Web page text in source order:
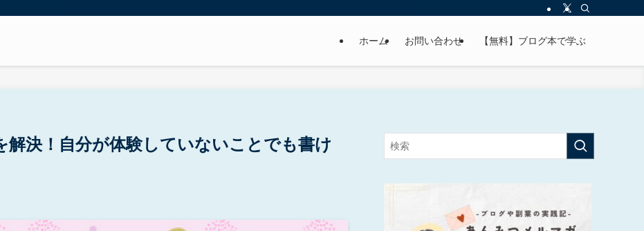
ホーム お問い合わせ 【無料】ブログ本で学ぶ
解決！自分が体験していないことでも書け